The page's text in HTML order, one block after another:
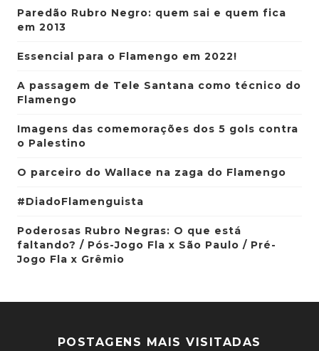
Paredão Rubro Negro: quem sai e quem fica
em 2013
Essencial para o Flamengo em 2022!
A passagem de Tele Santana como técnico do
Flamengo
Imagens das comemorações dos 5 gols contra
o Palestino
O parceiro do Wallace na zaga do Flamengo
#DiadoFlamenguista
Poderosas Rubro Negras: O que está
faltando? / Pós-Jogo Fla x São Paulo / Pré-
Jogo Fla x Grêmio
POSTAGENS MAIS VISITADAS